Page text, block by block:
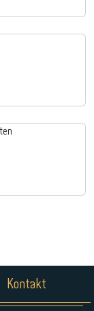
Kontakt